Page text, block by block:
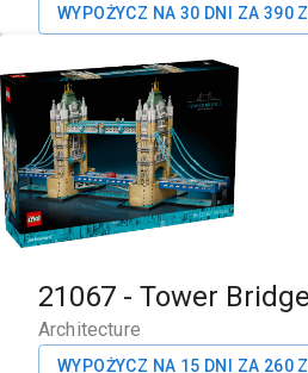
WYPOŻYCZ NA 30 DNI ZA 390
21067 - Tower Bridge
Architecture
WYPOŻYCZ NA 15 DNI ZA 260